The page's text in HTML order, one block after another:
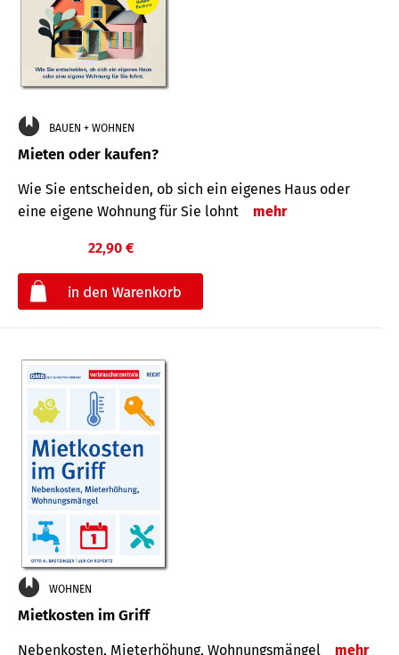
BAUEN + WOHNEN
Mieten oder kaufen?
Wie Sie entscheiden, ob sich ein eigenes Haus oder
eine eigene Wohnung für Sie lohnt
mehr
22,90 €
WOHNEN
Mietkosten im Griff
Nebenkosten, Mieterhöhung, Wohnungsmängel mehr